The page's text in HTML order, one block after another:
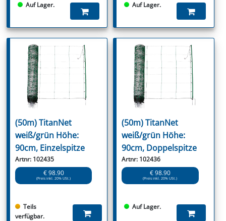
Auf Lager. Auf Lager.
(50m) TitanNet
weiß/grün Höhe:
90cm, Einzelspitze
Artnr: 102435
€ 98.90
(Preis inkl. 20% USt.)
Teils
verfügbar.
(50m) TitanNet
weiß/grün Höhe:
90cm, Doppelspitze
Artnr: 102436
€ 98.90
(Preis inkl. 20% USt.)
Auf Lager.